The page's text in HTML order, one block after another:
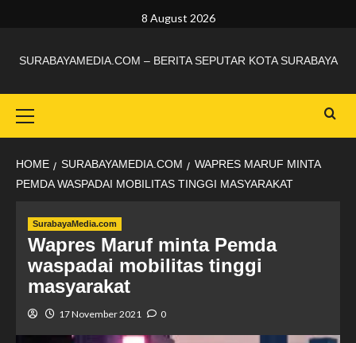
8 August 2026
SURABAYAMEDIA.COM – BERITA SEPUTAR KOTA SURABAYA
HOME SURABAYAMEDIA.COM
WAPRES MARUF MINTA
PEMDA WASPADAI MOBILITAS TINGGI MASYARAKAT
SurabayaMedia.com
Wapres Maruf minta Pemda
waspadai mobilitas tinggi
masyarakat
17 November 2021 0